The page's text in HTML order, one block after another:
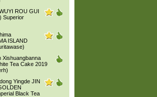
ROU GUI
Superior
ISLAND
Xishuangbanna
Tea Cake 2019
Yingde JIN
Black Tea